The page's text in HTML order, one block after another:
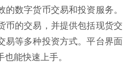
数字货币交易和投资服务。
币的交易，并提供包括现货交
易等多种投资方式。平台界面
能快速上手。